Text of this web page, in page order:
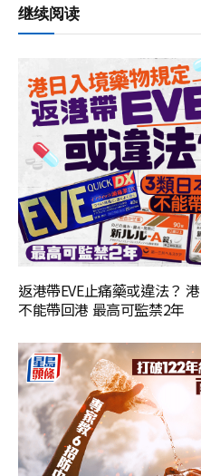
继续阅读
返港帶EVE止痛藥或違法？
不能帶回港 最高可監禁2年